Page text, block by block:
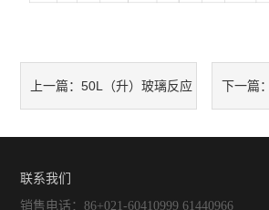
上一篇：50L（升）玻璃反应 下一篇：
联系我们
销售电话：86+021-60410999 61440966